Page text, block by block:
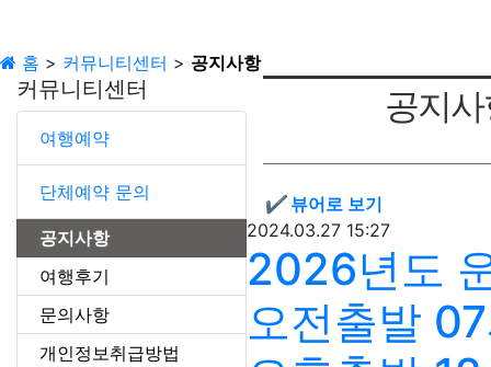
홈 > 커뮤니티센터 > 공지사항
커뮤니티센터
여행예약
단체예약 문의
공지사항
여행후기
문의사항
개인정보취급방법
공지
✔ 뷰어로 보기
2024.03.27 15:27
2026년도
오전출발